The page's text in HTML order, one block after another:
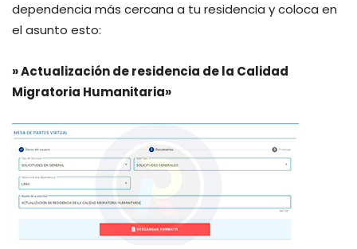
dependencia más cercana a tu residencia y coloca en
el asunto esto:
» Actualización de residencia de la Calidad
Migratoria Humanitaria»